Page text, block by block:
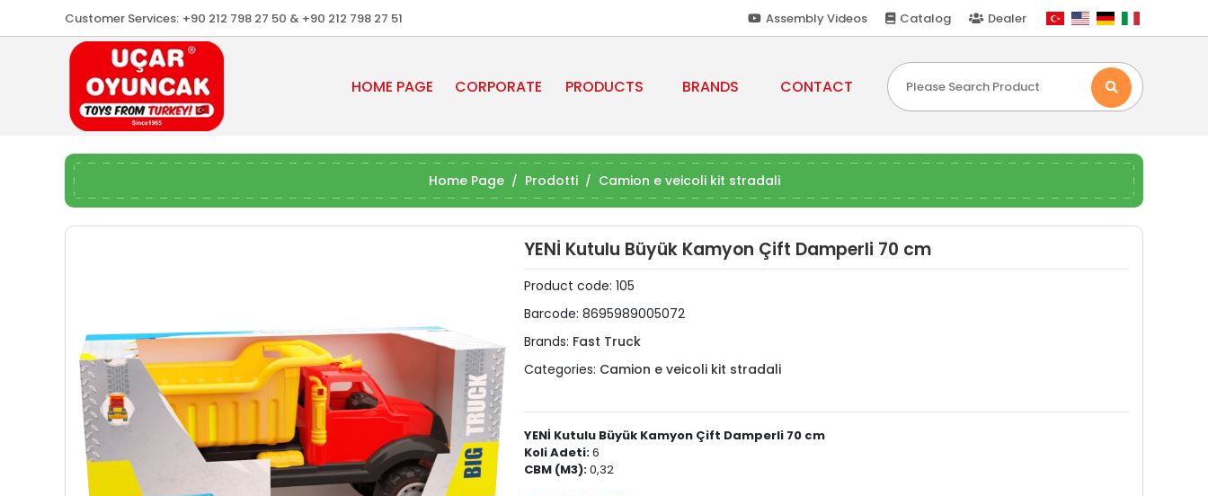
Customer Services: +90 212 798 27 50 & +90 212 798 27 51 Assembly Videos Catalog Dealer
HOME PAGE CORPORATE PRODUCTS BRANDS CONTACT
Home Page Prodotti Camion e veicoli kit stradali
YENİ Kutulu Büyük Kamyon Çift Damperli 70 cm
Product code: 105
Barcode: 8695989005072
Brands: Fast Truck
Categories: Camion e veicoli kit stradali
YENİ Kutulu Büyük Kamyon Çift Damperli 70 cm
Koli Adeti:6
CBM (M3):0,32